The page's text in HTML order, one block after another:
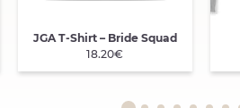
JGA T-Shirt – Bride Squad
18.20€